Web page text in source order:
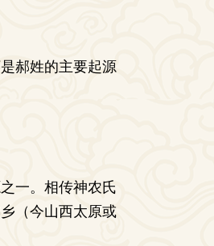
郝姓的主要起源
一。相传神农氏
（今山西太原或